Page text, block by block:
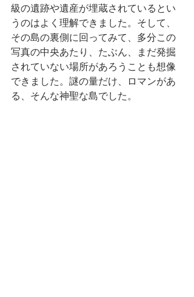
級の遺跡や遺産が埋蔵されているとい
うのはよく理解できました。そして、
その島の裏側に回ってみて、多分この
写真の中央あたり、たぶん、まだ発掘
されていない場所があろうことも想像
できました。謎の量だけ、ロマンがあ
る、そんな神聖な島でした。